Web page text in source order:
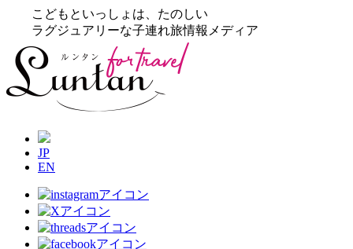
こどもといっしょは、たのしい
ラグジュアリーな子連れ旅情報メディア
JP
EN